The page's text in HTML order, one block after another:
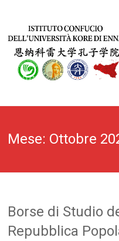
Mese: Ottobre
Borse di Studio
Repubblica